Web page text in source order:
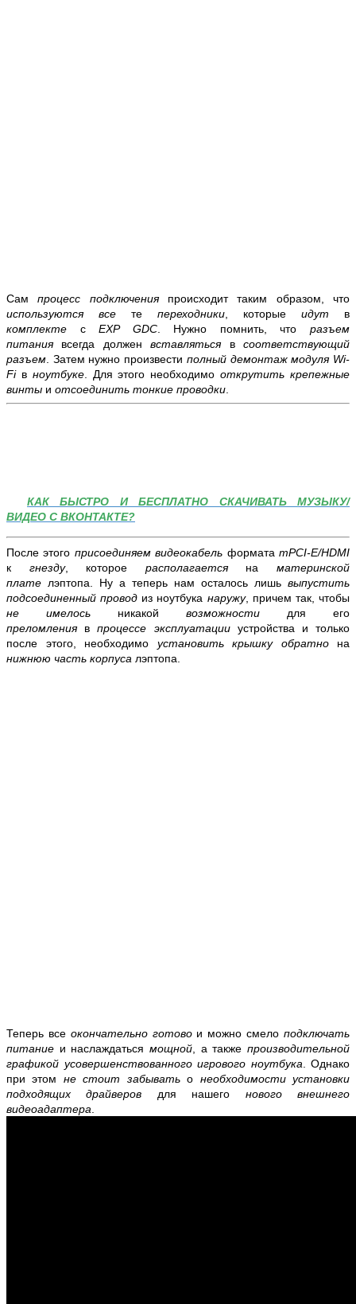
Сампроцесс подключения происходит таким образом, что
используются все те переходники , которые идут в
комплекте сEXP GDC. Нужно помнить, чторазъем
питания всегда долженвставляться всоответствующий
разъем . Затем нужно произвести полный демонтаж модуля Wi-
Fiв ноутбуке. Для этого необходимооткрутить крепежные
винты и отсоединить тонкие проводки
КАК БЫСТРО И БЕСПЛАТНО СКАЧИВАТЬ МУЗЫКУ/
ВИДЕО С ВКОНТАКТЕ?
После этого присоединяем видеокабель форматаmPCI-E/HDMI
к гнезду, которое располагается наматеринской
плате лэптопа. Ну а теперь нам осталось лишь выпустить
подсоединенный провод из ноутбука наружу, причем так, чтобы
не имелось никакой возможности для его
преломления в процессе эксплуатацииустройства и только
после этого, необходимо установить крышку обратнона
нижнюю часть корпуса лэптопа.
Теперь все окончательно готово и можно смелоподключать
питание и наслаждатьсямощной , а такжепроизводительной
графикой усовершенствованного игрового ноутбука . Однако
при этом не стоит забыватьо необходимости установки
подходящих драйверов для нашего нового внешнего
видеоадаптера